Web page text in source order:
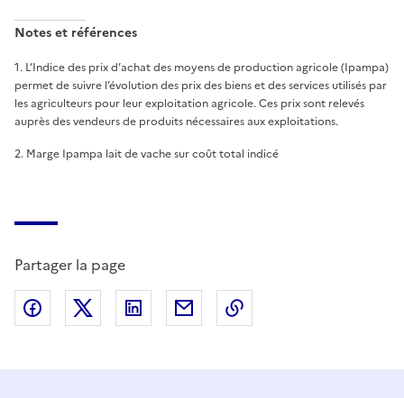
Notes et références
1. L’Indice des prix d’achat des moyens de production agricole (Ipampa)
permet de suivre l’évolution des prix des biens et des services utilisés par
les agriculteurs pour leur exploitation agricole. Ces prix sont relevés
auprès des vendeurs de produits nécessaires aux exploitations.
2. Marge Ipampa lait de vache sur coût total indicé
Partager la page
Partager sur Facebook
Partager sur X (anciennement Twitter)
Partager sur LinkedIn
Partager par email